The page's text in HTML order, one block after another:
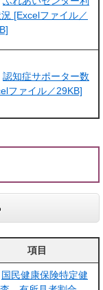
[Excelファイル／
認知症サポーター数
ファイル／29KB]
項目
国民健康保険特定健